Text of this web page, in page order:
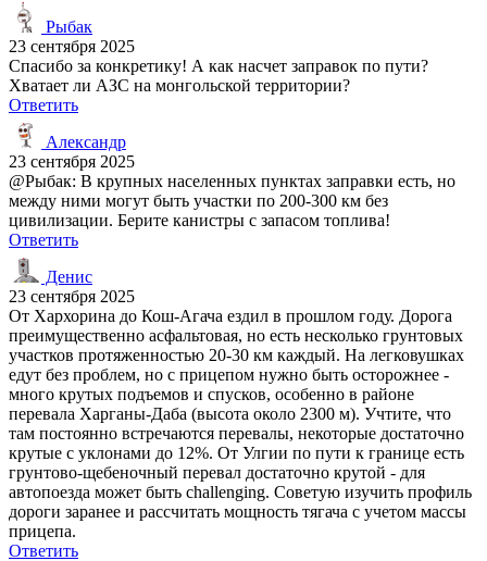
Рыбак
23 сентября 2025
Спасибо за конкретику! А как насчет заправок по пути?
Хватает ли АЗС на монгольской территории?
Ответить
Александр
23 сентября 2025
@Рыбак: В крупных населенных пунктах заправки есть, но
между ними могут быть участки по 200-300 км без
цивилизации. Берите канистры с запасом топлива!
Ответить
Денис
23 сентября 2025
От Хархорина до Кош-Агача ездил в прошлом году. Дорога
преимущественно асфальтовая, но есть несколько грунтовых
участков протяженностью 20-30 км каждый. На легковушках
едут без проблем, но с прицепом нужно быть осторожнее -
много крутых подъемов и спусков, особенно в районе
перевала Харганы-Даба (высота около 2300 м). Учтите, что
там постоянно встречаются перевалы, некоторые достаточно
крутые с уклонами до 12%. От Улгии по пути к границе есть
грунтово-щебеночный перевал достаточно крутой - для
автопоезда может быть challenging. Советую изучить профиль
дороги заранее и рассчитать мощность тягача с учетом массы
прицепа.
Ответить